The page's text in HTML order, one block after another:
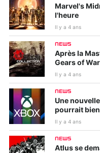
Marvel's
l'heure
Il y a 4 ans
NEWS
Après la
Gears of
Il y a 4 ans
NEWS
Une
pourrait
Il y a 4 ans
NEWS
Atlus se